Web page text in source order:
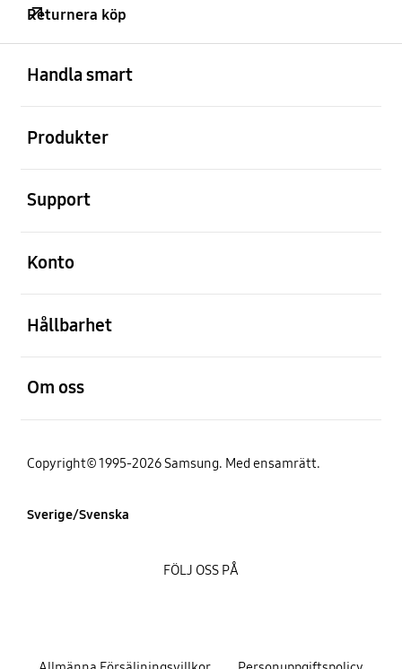
Returnera köp
Handla smart
Produkter
Support
Konto
Hållbarhet
Om oss
Copyright© 1995-2026 Samsung. Med ensamrätt.
Sverige/Svenska
FÖLJ OSS PÅ